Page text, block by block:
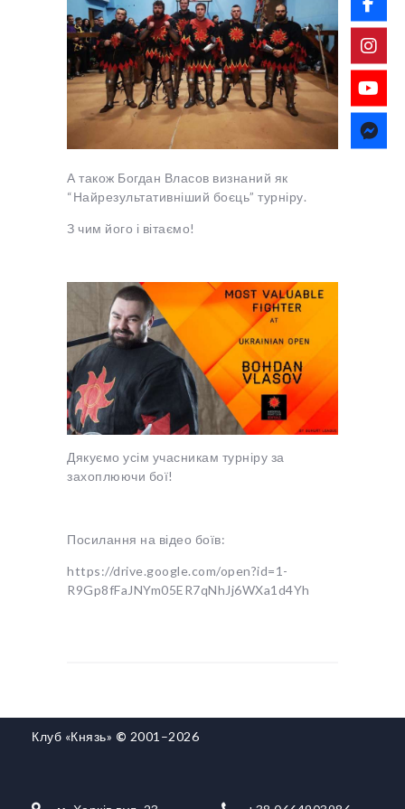
А також Богдан Власов визнаний як
“Найрезультативніший боєць” турніру.
З чим його і вітаємо!
Дякуємо усім учасникам турніру за
захоплюючи бої!
Посилання на відео боїв:
https://drive.google.com/open?id=1-
R9Gp8fFaJNYm05ER7qNhJj6WXa1d4Yh
Клуб «Князь» © 2001–2026